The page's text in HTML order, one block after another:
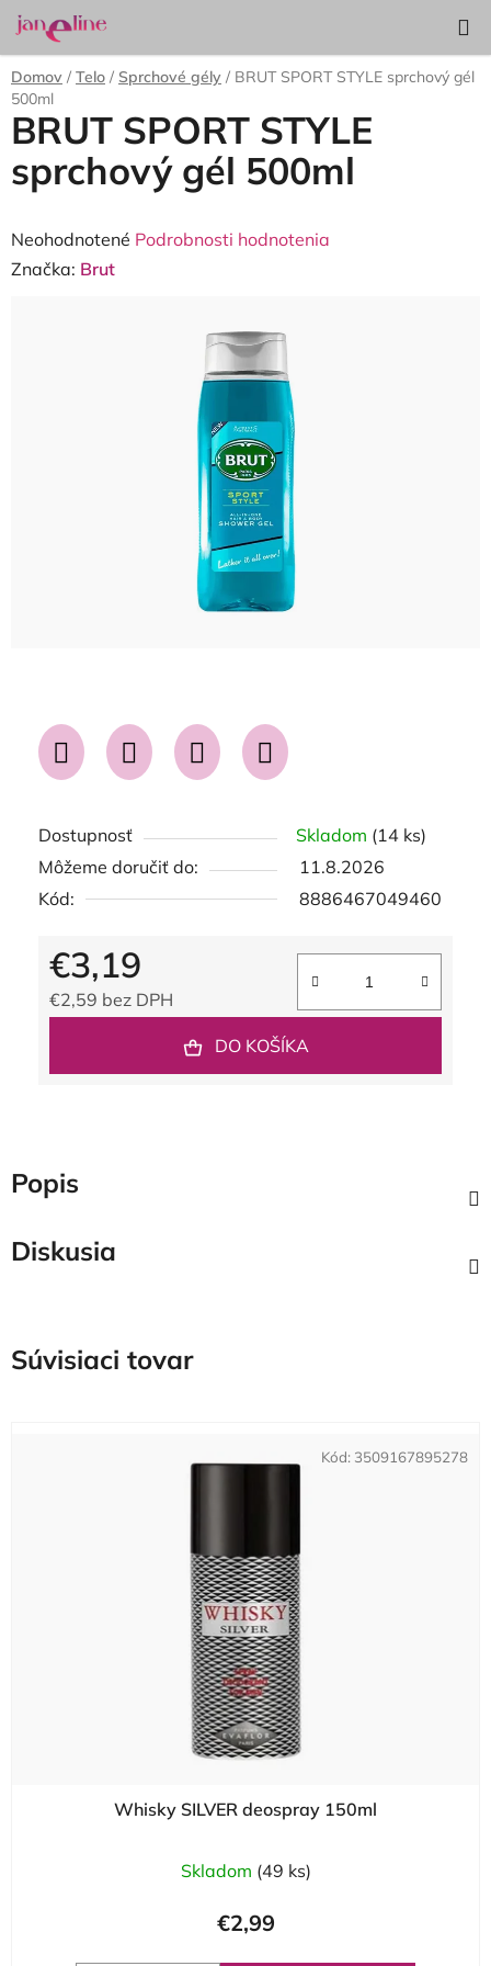
Prejsť
na
obsah
KOŠÍK
Domov / Telo / Sprchové gély / BRUT SPORT STYLE sprchový gél
500ml
Dostupnosť Skladom (14 ks)
Môžeme doručiť do:
11.8.2026
Kód:
8886467049460
€3,19
€2,59 bez DPH
DO KOŠÍKA
BRUT SPORT STYLE
sprchový gél 500ml
Priemerné
hodnotenie
Neohodnotené Podrobnosti hodnotenia
Značka: Brut
Popis
Diskusia
Súvisiaci tovar
Whisky SILVER deospray 150ml
hodnotenie
produktu
je
Skladom (49 ks)
€2,99
Kód: 3509167895278